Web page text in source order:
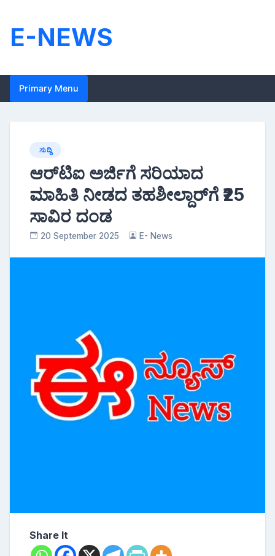
content
E-NEWS
Primary Menu
ಸುದ್ದಿ
ಆರ್‌ಟಿಐ ಅರ್ಜಿಗೆ ಸರಿಯಾದ
ಮಾಹಿತಿ ನೀಡದ ತಹಶೀಲ್ದಾರ್‌ಗೆ ₹25
ಸಾವಿರ ದಂಡ
20 September 2025 E- News
Share It